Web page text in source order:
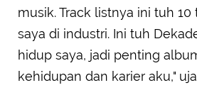
musik. Track listnya ini tuh
saya di industri. Ini tuh
hidup saya, jadi penting
kehidupan dan karier aku,"